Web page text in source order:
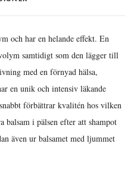
och har en helande effekt. En
samtidigt som den lägger till
med en förnyad hälsa,
en unik och intensiv läkande
förbättrar kvalitén hos vilken
balsam i pälsen efter att shampot
även ur balsamet med ljummet